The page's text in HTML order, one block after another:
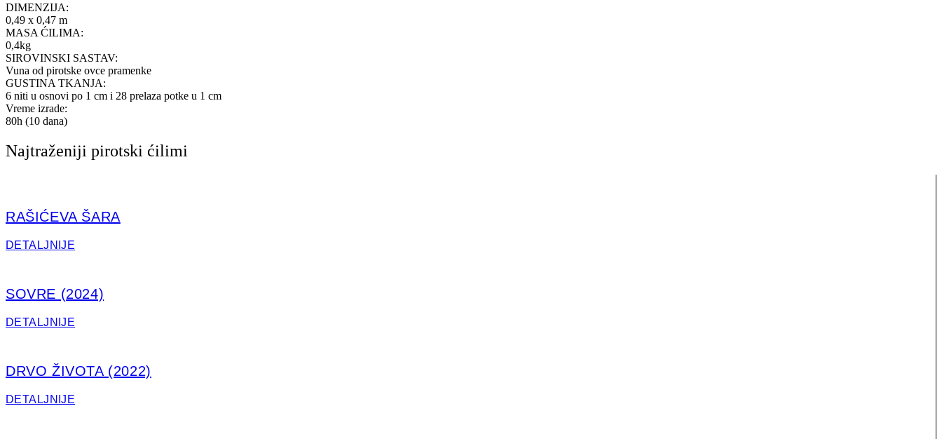
DIMENZIJA:
0,49 x 0,47 m
MASA ĆILIMA:
0,4kg
SIROVINSKI SASTAV:
Vuna od pirotske ovce pramenke
GUSTINA TKANJA:
6 niti u osnovi po 1 cm i 28 prelaza potke u 1 cm
Vreme izrade:
80h (10 dana)
Najtraženiji pirotski ćilimi
RAŠIĆEVA ŠARA
DETALJNIJE
SOVRE (2024)
DETALJNIJE
DRVO ŽIVOTA (2022)
DETALJNIJE